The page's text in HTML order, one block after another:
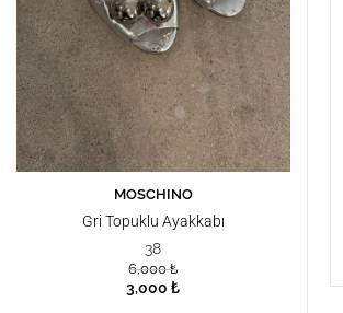
SEPETE EKLE
MOSCHINO
Gri Topuklu Ayakkabı
38
6,000₺
3,000₺